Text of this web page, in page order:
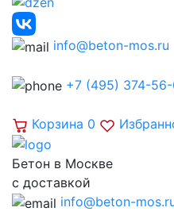
info@beton-mos.ru
+7 (495) 374-
Корзина 0
Бетон в Москве
с доставкой
info@beton-